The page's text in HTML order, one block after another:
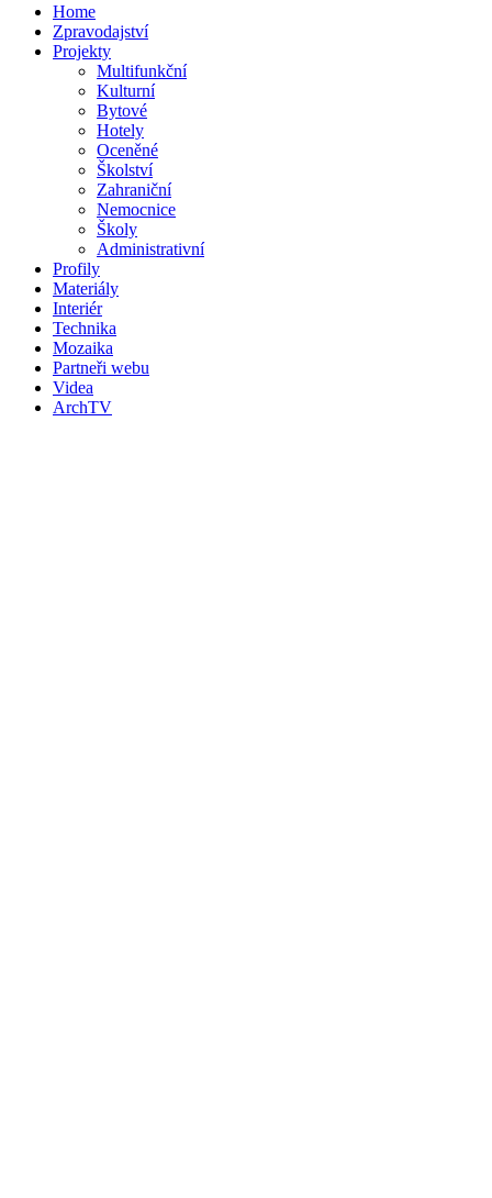
Home
Zpravodajství
Projekty
Multifunkční
Kulturní
Bytové
Hotely
Oceněné
Školství
Zahraniční
Nemocnice
Školy
Administrativní
Profily
Materiály
Interiér
Technika
Mozaika
Partneři webu
Videa
ArchTV